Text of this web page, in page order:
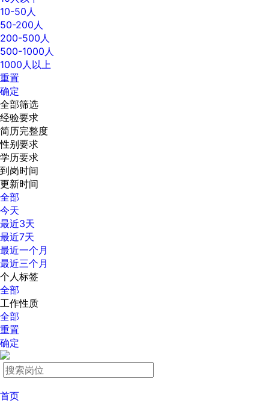
10-50人
50-200人
200-500人
500-1000人
1000人以上
重置
确定
全部筛选
经验要求
简历完整度
性别要求
学历要求
到岗时间
更新时间
全部
今天
最近3天
最近7天
最近一个月
最近三个月
个人标签
全部
工作性质
全部
重置
确定
首页